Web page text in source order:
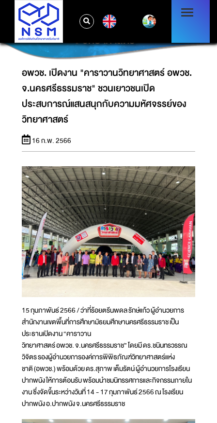
อพวช. เปิดงาน "คาราวานวิทยาศาสตร์ อพวช.
จ.นครศรีธรรมราช" ชวนเยาวชนเปิด
ประสบการณ์แสนสนุกกับความมหัศจรรย์ของ
วิทยาศาสตร์
อพวช. เปิดงาน "คาราวานวิทยาศาสตร์ อพวช.
จ.นครศรีธรรมราช" ชวนเยาวชนเปิด
ประสบการณ์แสนสนุกกับความมหัศจรรย์ของ
วิทยาศาสตร์
16 ก.พ. 2566
15 กุมภาพันธ์ 2566 / ว่าที่ร้อยตรีนพดล รักษ์แก้ว ผู้อำนวยการ
สำนักงานเขตพื้นที่การศึกษามัธยมศึกษานครศรีธรรมราช เป็น
ประธานเปิดงาน “คาราวาน
วิทยาศาสตร์ อพวช. จ.นครศรีธรรมราช” โดยมี ดร.ชนินทรวรรณ
วิจิตร รองผู้อำนวยการองค์การพิพิธภัณฑ์วิทยาศาสตร์แห่ง
ชาติ (อพวช.) พร้อมด้วย ดร.สุภาพ เต็มรัตน์ ผู้อำนวยการโรงเรียน
ปากพนัง ให้การต้อนรับ พร้อมนำชมนิทรรศการและกิจกรรมภายใน
งาน ซึ่งจัดขึ้นระหว่างวันที่ 14 - 17 กุมภาพันธ์ 2566 ณ โรงเรียน
ปากพนัง อ.ปากพนัง จ.นครศรีธรรมราช